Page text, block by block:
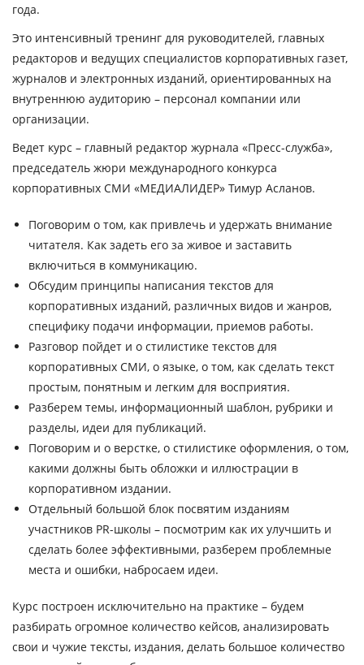
года.
Это интенсивный тренинг для руководителей, главных
редакторов и ведущих специалистов корпоративных газет,
журналов и электронных изданий, ориентированных на
внутреннюю аудиторию – персонал компании или
организации.
Ведет курс – главный редактор журнала «Пресс-служба»,
председатель жюри международного конкурса
корпоративных СМИ «МЕДИАЛИДЕР» Тимур Асланов.
Поговорим о том, как привлечь и удержать внимание
читателя. Как задеть его за живое и заставить
включиться в коммуникацию.
Обсудим принципы написания текстов для
корпоративных изданий, различных видов и жанров,
специфику подачи информации, приемов работы.
Разговор пойдет и о стилистике текстов для
корпоративных СМИ, о языке, о том, как сделать текст
простым, понятным и легким для восприятия.
Разберем темы, информационный шаблон, рубрики и
разделы, идеи для публикаций.
Поговорим и о верстке, о стилистике оформления, о том,
какими должны быть обложки и иллюстрации в
корпоративном издании.
Отдельный большой блок посвятим изданиям
участников PR-школы – посмотрим как их улучшить и
сделать более эффективными, разберем проблемные
места и ошибки, набросаем идеи.
Курс построен исключительно на практике – будем
разбирать огромное количество кейсов, анализировать
свои и чужие тексты, издания, делать большое количество